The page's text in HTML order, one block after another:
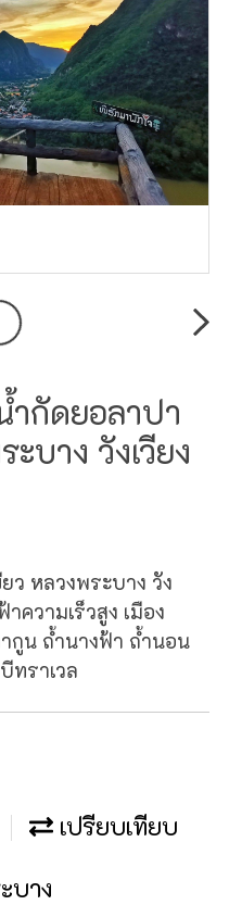
ำกัดยอลาปา
บาง วังเวียง
ว หลวงพระบาง วัง
ความเร็วสูง เมือง
กูน ถ้ำนางฟ้า ถ้ำนอน
ทราเวล
เปรียบเทียบ
บาง